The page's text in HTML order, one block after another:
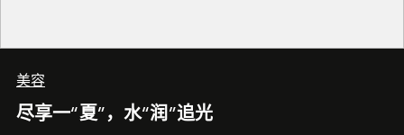
美容
尽享一“夏”，水“润”追光